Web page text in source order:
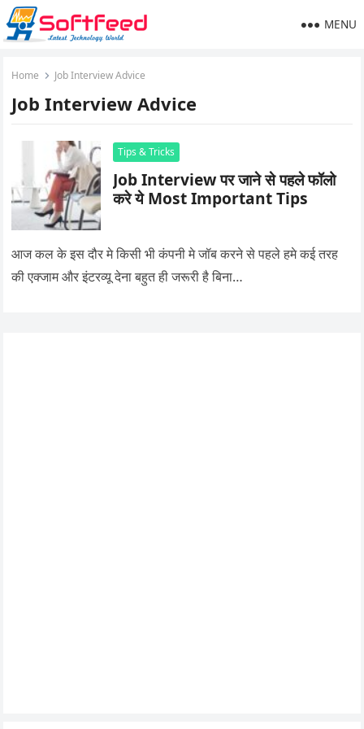
MENU
Home Job Interview Advice
Job Interview Advice
Tips & Tricks
Job Interview पर जाने से पहले फॉलो
करे ये Most Important Tips
आज कल के इस दौर मे किसी भी कंपनी मे जॉब करने से पहले हमे कई तरह
की एक्जाम और इंटरव्यू देना बहुत ही जरूरी है बिना…